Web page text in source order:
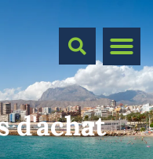
d'achat